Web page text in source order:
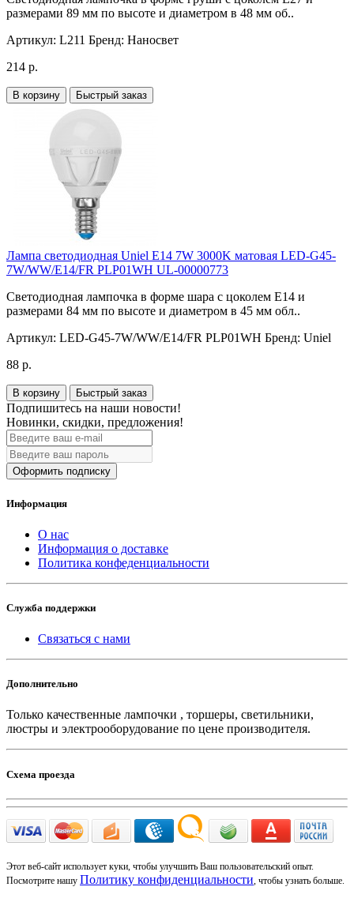
размерами 89 мм по высоте и диаметром в 48 мм об..
Артикул: L211 Бренд: Наносвет
214 р.
В корзину Быстрый заказ
Лампа светодиодная Uniel E14 7W 3000K матовая LED-G45-
7W/WW/E14/FR PLP01WH UL-00000773
Светодиодная лампочка в форме шара с цоколем E14 и
размерами 84 мм по высоте и диаметром в 45 мм обл..
Артикул: LED-G45-7W/WW/E14/FR PLP01WH Бренд: Uniel
88 р.
В корзину Быстрый заказ
Подпишитесь на наши новости!
Новинки, скидки, предложения!
Оформить подписку
Информация
О нас
Информация о доставке
Политика конфеденциальности
Служба поддержки
Связаться с нами
Дополнительно
Только качественные лампочки , торшеры, светильники,
люстры и электрооборудование по цене производителя.
Схема проезда
Этот веб-сайт использует куки, чтобы улучшить Ваш пользовательский опыт.
Посмотрите нашу Политику конфиденциальности, чтобы узнать больше.